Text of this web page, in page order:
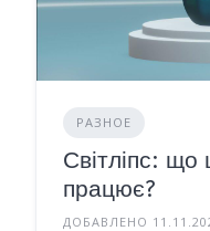
РАЗНОЕ
Світліпс: що
працює?
ДОБАВЛЕНО